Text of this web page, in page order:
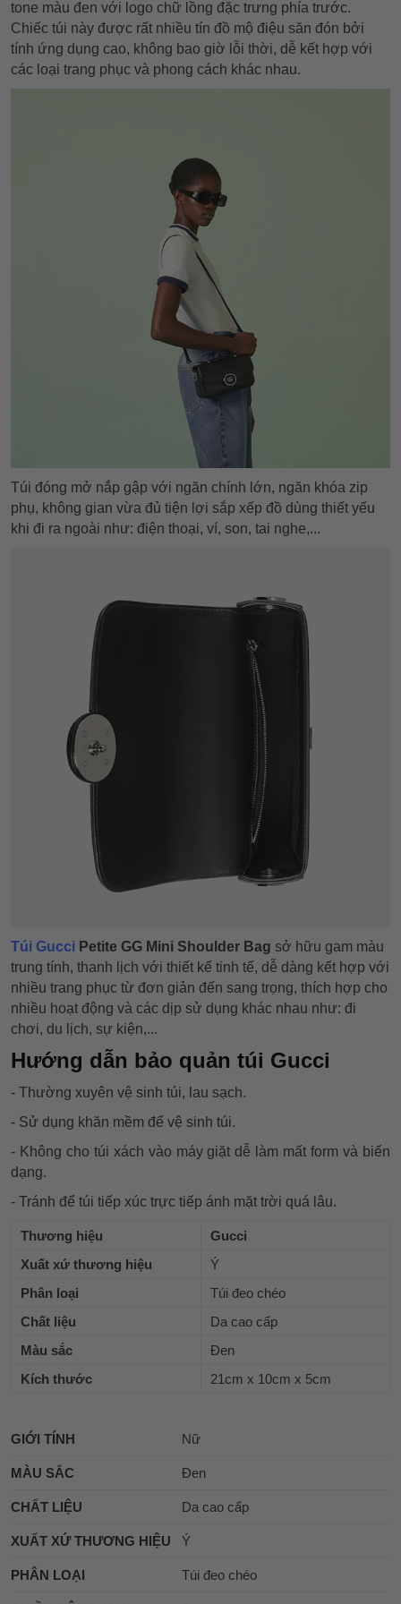
tone màu đen với logo chữ lồng đặc trưng phía trước.
Chiếc túi này được rất nhiều tín đồ mộ điệu săn đón bởi
tính ứng dụng cao, không bao giờ lỗi thời, dễ kết hợp với
các loại trang phục và phong cách khác nhau.
Túi đóng mở nắp gập với ngăn chính lớn, ngăn khóa zip
phụ, không gian vừa đủ tiện lợi sắp xếp đồ dùng thiết yếu
khi đi ra ngoài như: điện thoại, ví, son, tai nghe,...
Túi Gucci Petite GG Mini Shoulder Bag sở hữu gam màu
trung tính, thanh lịch với thiết kế tinh tế, dễ dàng kết hợp với
nhiều trang phục từ đơn giản đến sang trọng, thích hợp cho
nhiều hoạt động và các dịp sử dụng khác nhau như: đi
chơi, du lịch, sự kiện,...
Hướng dẫn bảo quản túi Gucci
- Thường xuyên vệ sinh túi, lau sạch.
- Sử dụng khăn mềm để vệ sinh túi.
- Không cho túi xách vào máy giặt dễ làm mất form và biến
dạng.
- Tránh để túi tiếp xúc trực tiếp ánh mặt trời quá lâu.
Thương hiệu
Gucci
Xuất xứ thương hiệu
Ý
Phân loại
Túi đeo chéo
Chất liệu
Da cao cấp
Màu sắc
Đen
Kích thước
21cm x 10cm x 5cm
GIỚI TÍNH Nữ
MÀU SẮC Đen
CHẤT LIỆU Da cao cấp
XUẤT XỨ THƯƠNG HIỆU Ý
PHÂN LOẠI Túi đeo chéo